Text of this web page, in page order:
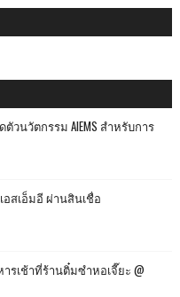
นวัตกรรม AIEMS สำหรับการ
อสเอ็มอี ผ่านสินเชื่อ
รเช้าที่ร้านติ๋มซำหอเจี๊ยะ @